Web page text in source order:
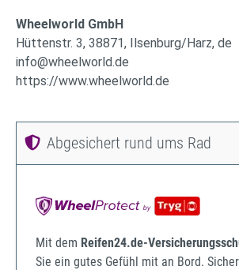
Wheelworld GmbH
Hüttenstr. 3, 38871, Ilsenburg/Harz, de
info@wheelworld.de
https://www.wheelworld.de
Abgesichert rund ums Rad
Mit dem Reifen24.de-
Sie ein gutes Gefühl mit an Bord.